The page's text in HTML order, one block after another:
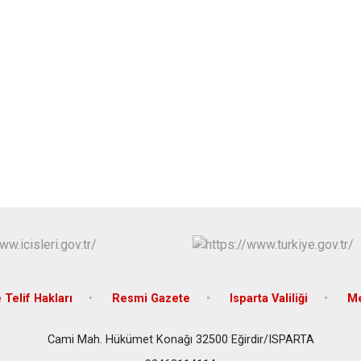
Telif Hakları Resmi Gazete Isparta Valiliği
Cami Mah. Hükümet Konağı 32500 Eğirdir/ISPARTA